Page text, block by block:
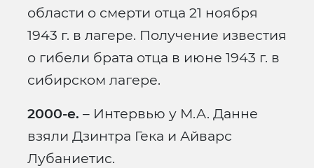
области о смерти отца 21 ноября
1943 г. в лагере. Получение известия
о гибели брата отца в июне 1943 г. в
сибирском лагере.
2000-е. – Интервью у М.А. Данне
взяли Дзинтра Гека и Айварс
Лубаниетис.